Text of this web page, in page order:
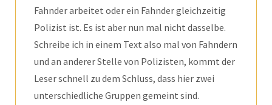
Fahnder arbeitet oder ein Fahnder gleichzeitig
Polizist ist. Es ist aber nun mal nicht dasselbe.
Schreibe ich in einem Text also mal von Fahndern
und an anderer Stelle von Polizisten, kommt der
Leser schnell zu dem Schluss, dass hier zwei
unterschiedliche Gruppen gemeint sind.